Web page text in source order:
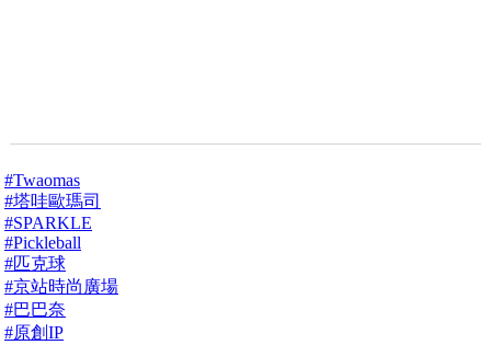
#Twaomas
#塔哇歐瑪司
#SPARKLE
#Pickleball
#匹克球
#京站時尚廣場
#巴巴奈
#原創IP